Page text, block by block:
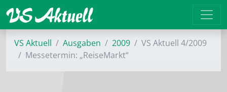
VS Aktuell Ausgaben 2009
VS Aktuell 4/2009
Messetermin: „ReiseMarkt“